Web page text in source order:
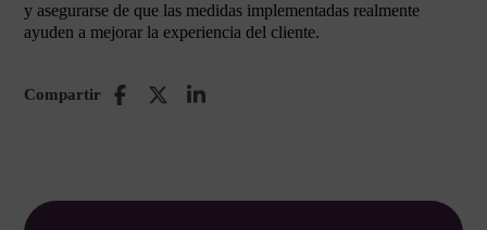
y asegurarse de que las medidas implementadas realmente
ayuden a mejorar la experiencia del cliente.
Compartir